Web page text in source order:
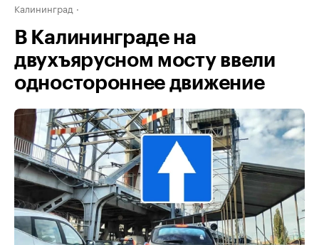
Калининград
В Калининграде на
двухъярусном мосту ввели
одностороннее движение